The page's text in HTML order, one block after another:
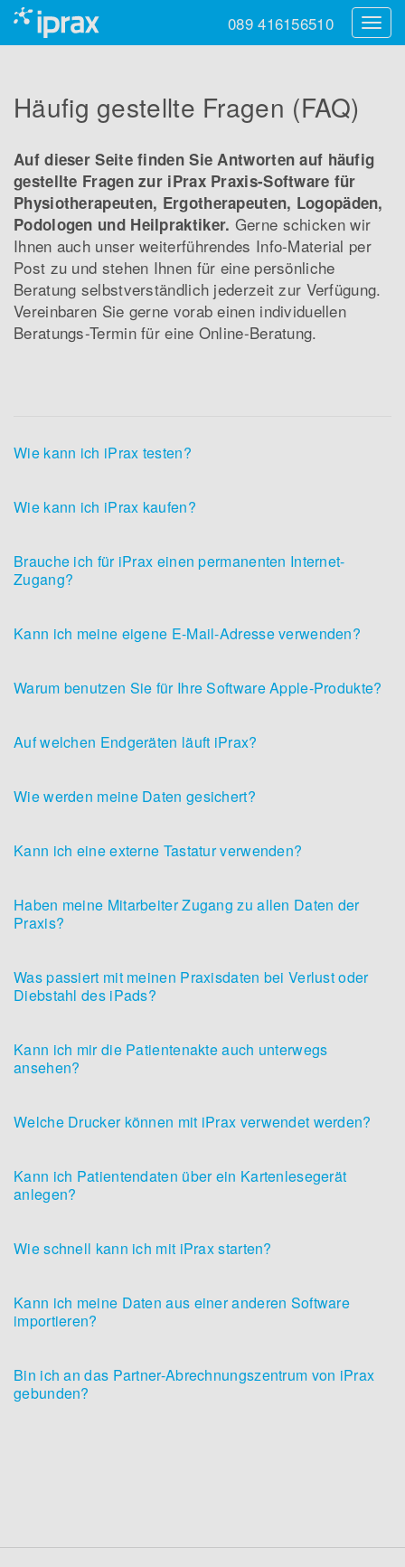
ein-/
089 416156510
Häufig gestellte Fragen (FAQ)
Auf dieser Seite finden Sie Antworten auf häufig
gestellte Fragen zur iPrax Praxis-Software für
Physiotherapeuten, Ergotherapeuten, Logopäden,
Podologen und Heilpraktiker. Gerne schicken wir
Ihnen auch unser weiterführendes Info-Material per
Post zu und stehen Ihnen für eine persönliche
Beratung selbstverständlich jederzeit zur Verfügung.
Vereinbaren Sie gerne vorab einen individuellen
Beratungs-Termin für eine Online-Beratung.
Wie kann ich iPrax testen?
Wie kann ich iPrax kaufen?
Brauche ich für iPrax einen permanenten Internet-
Zugang?
Kann ich meine eigene E-Mail-Adresse verwenden?
Warum benutzen Sie für Ihre Software Apple-Produkte?
Auf welchen Endgeräten läuft iPrax?
Wie werden meine Daten gesichert?
Kann ich eine externe Tastatur verwenden?
Haben meine Mitarbeiter Zugang zu allen Daten der
Praxis?
Was passiert mit meinen Praxisdaten bei Verlust oder
Diebstahl des iPads?
Kann ich mir die Patientenakte auch unterwegs
ansehen?
Welche Drucker können mit iPrax verwendet werden?
Kann ich Patientendaten über ein Kartenlesegerät
anlegen?
Wie schnell kann ich mit iPrax starten?
Kann ich meine Daten aus einer anderen Software
importieren?
Bin ich an das Partner-Abrechnungszentrum von iPrax
gebunden?